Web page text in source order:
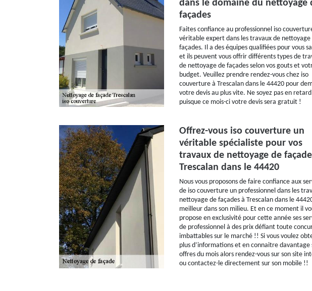
dans le domaine du nettoyage
façades
Faites confiance au professionnel iso
véritable expert dans les travaux de nettoyage
façades. Il a des équipes qualifiées pour vous
et ils peuvent vous offrir différents types de
de nettoyage de façades selon vos gouts et
budget. Veuillez prendre rendez-vous chez iso
couverture à Trescalan dans le 44420 pour
votre devis au plus vite. Ne soyez pas en retard
puisque ce mois-ci votre devis sera gratuit !
Offrez-vous iso couverture un
véritable spécialiste pour vos
travaux de nettoyage de
Trescalan dans le 44420
Nous vous proposons de faire confiance aux
de iso couverture un professionnel dans les
nettoyage de façades à Trescalan dans le
meilleur dans son milieu. Et en ce moment il
propose en exclusivité pour cette année ses
de professionnel à des prix défiant toute
imbattables sur le marché !! Si vous voulez
plus d’informations et en connaitre davantage
offres du mois alors rendez-vous sur son site
ou contactez-le directement sur son mobile !!